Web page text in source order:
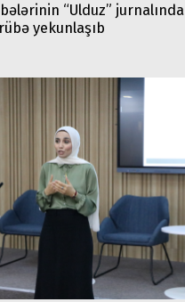
“Ulduz” jurnalında
yekunlaşıb